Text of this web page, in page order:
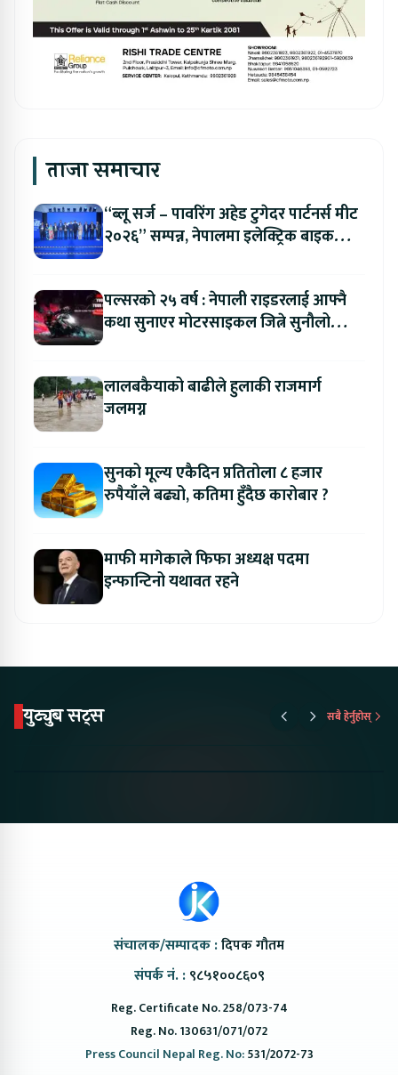
ताजा समाचार
“ब्लू सर्ज – पावरिंग अहेड टुगेदर पार्टनर्स मीट
२०२६” सम्पन्न, नेपालमा इलेक्ट्रिक बाइक
पल्सरको २५ वर्ष : नेपाली राइडरलाई आफ्नै
कथा सुनाएर मोटरसाइकल जित्ने सुनौलो
लालबकैयाको बाढीले हुलाकी राजमार्ग
जलमग्न
सुनको मूल्य एकैदिन प्रतितोला ८ हजार
रुपैयाँले बढ्यो, कतिमा हुँदैछ कारोबार ?
माफी मागेकाले फिफा अध्यक्ष पदमा
इन्फान्टिनो यथावत रहने
युट्युब सट्स सबै हेर्नुहोस्
संचालक/सम्पादक :दिपक गौतम
संपर्क नं. : ९८५१००८६०९
Reg. Certificate No. 258/073-74
Reg. No. 130631/071/072
Press Council Nepal Reg. No:531/2072-73